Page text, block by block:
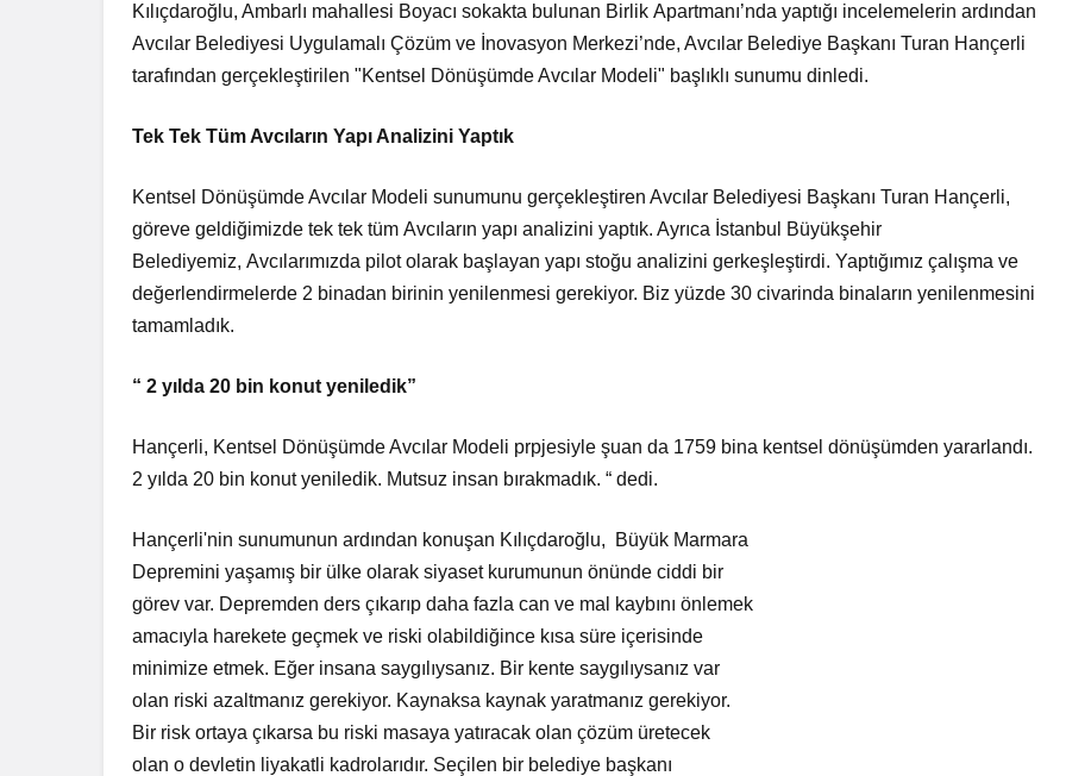
Kılıçdaroğlu, Ambarlı mahallesi Boyacı sokakta bulunan BirlikApartmanı’nda yaptığı incelemelerin ardından
Avcılar Belediyesi Uygulamalı Çözüm ve İnovasyon Merkezi’nde, Avcılar Belediye BaşkanıTuran Hançerli
tarafından gerçekleştirilen "Kentsel Dönüşümde Avcılar Modeli" başlıklı sunumu dinledi.
Tek Tek Tüm Avcıların Yapı Analizini Yaptık
Kentsel Dönüşümde Avcılar Modeli sunumunu gerçekleştiren Avcılar Belediyesi Başkanı Turan Hançerli,
göreve geldiğimizde tek tek tümAvcıların yapı analizini yaptık. Ayrıca İstanbul Büyükşehir
Belediyemiz,Avcılarımızda pilot olarak başlayan yapı stoğu analizini gerkeşleştirdi.Yaptığımız çalışma ve
değerlendirmelerde 2 binadan birinin yenilenmesigerekiyor. Biz yüzde 30 civarinda binaların yenilenmesini
tamamladık.
“ 2 yılda 20 bin konut yeniledik”
Hançerli, Kentsel Dönüşümde Avcılar Modeli prpjesiyle şuan da 1759 bina kentsel dönüşümden yararlandı.
2 yılda 20 bin konut yeniledik. Mutsuz insan bırakmadık. “ dedi.
Hançerli'nin sunumunun ardından konuşan Kılıçdaroğlu, Büyük Marmara
Depremini yaşamış bir ülke olarak siyaset kurumunun önünde ciddi bir
görev var. Depremden ders çıkarıp daha fazla can ve mal kaybını önlemek
amacıyla harekete geçmek ve riski olabildiğince kısa süre içerisinde
minimize etmek. Eğer insana saygılıysanız. Bir kente saygılıysanız var
olan riski azaltmanız gerekiyor. Kaynaksa kaynak yaratmanız gerekiyor.
Bir risk ortaya çıkarsa bu riski masaya yatıracak olan çözüm üretecek
olan o devletin liyakatli kadrolarıdır. Seçilen bir belediye başkanı